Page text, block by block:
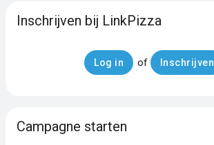
Inschrijven bij LinkPizza
Log in of Inschrijven
Campagne starten